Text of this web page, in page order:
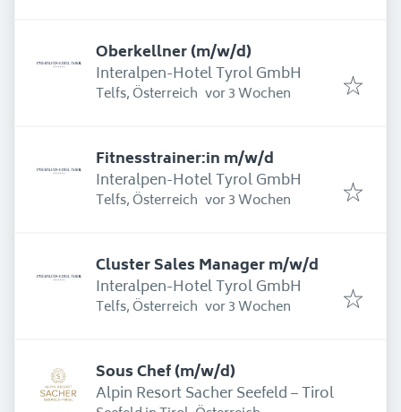
Oberkellner (m/w/d)
Interalpen-Hotel Tyrol GmbH
Telfs, Österreich Erschienen:
vor 3 Wochen
Fitnesstrainer:in m/w/d
Interalpen-Hotel Tyrol GmbH
Telfs, Österreich Erschienen:
vor 3 Wochen
Cluster Sales Manager m/w/d
Interalpen-Hotel Tyrol GmbH
Telfs, Österreich Erschienen:
vor 3 Wochen
Sous Chef (m/w/d)
Alpin Resort Sacher Seefeld – Tirol